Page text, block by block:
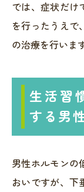
では、症状だけ
を行ったうえで
の治療を行いま
生活習
する男
男性ホルモンの
おいですが、下